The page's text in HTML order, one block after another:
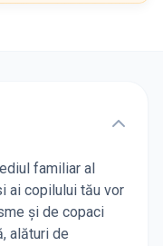
familiar al
ai copilului tău vor
și de copaci
alături de